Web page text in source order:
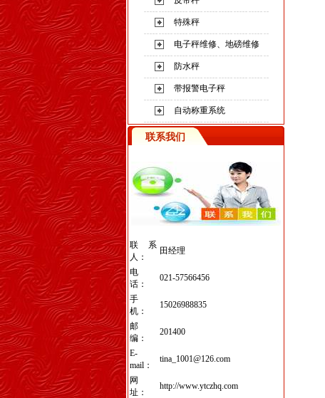
特殊秤
电子秤维修、地磅维修
防水秤
带报警电子秤
自动称重系统
联系我们
联系
人：
田经理
电
话：
021-57566456
手
机：
15026988835
邮
编：
201400
E-
mail：
tina_1001@126.com
网
址：
http://www.ytczhq.com